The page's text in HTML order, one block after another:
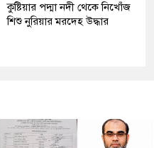
কুষ্টিয়ার পদ্মা নদী থেকে নিখোঁজ
শিশু নুরিয়ার মরদেহ উদ্ধার